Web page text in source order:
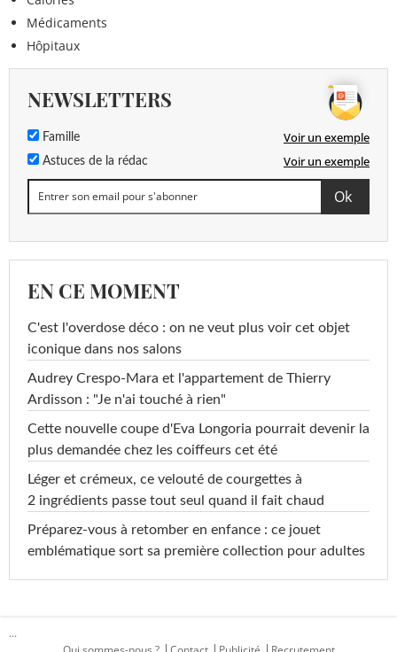
Médicaments
Hôpitaux
NEWSLETTERS
Famille Voir un exemple
Astuces de la rédac Voir un exemple
EN CE MOMENT
C'est l'overdose déco : on ne veut plus voir cet objet
iconique dans nos salons
Audrey Crespo-Mara et l'appartement de Thierry
Ardisson : "Je n'ai touché à rien"
Cette nouvelle coupe d'Eva Longoria pourrait devenir la
plus demandée chez les coiffeurs cet été
Léger et crémeux, ce velouté de courgettes à
2 ingrédients passe tout seul quand il fait chaud
Préparez-vous à retomber en enfance : ce jouet
emblématique sort sa première collection pour adultes
...